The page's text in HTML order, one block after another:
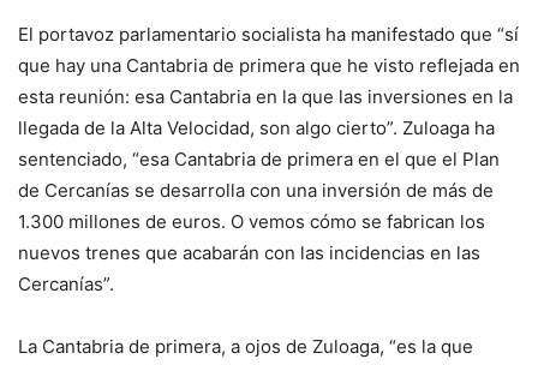
El portavoz parlamentario socialista ha manifestado que “sí
que hay una Cantabria de primera que he visto reflejada en
esta reunión: esa Cantabria en la que las inversiones en la
llegada de la Alta Velocidad, son algo cierto”. Zuloaga ha
sentenciado, “esa Cantabria de primera en el que el Plan
de Cercanías se desarrolla con una inversión de más de
1.300 millones de euros. O vemos cómo se fabrican los
nuevos trenes que acabarán con las incidencias en las
Cercanías”.
La Cantabria de primera, a ojos de Zuloaga, “es la que